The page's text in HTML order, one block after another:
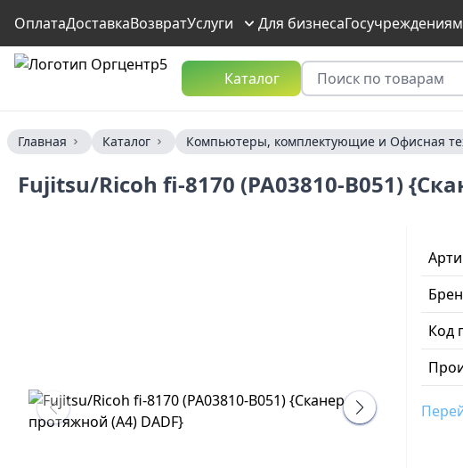
ОплатаДоставкаВозвратУслуги Для бизнесаГосучреждениям
Каталог
Главная Каталог Компьютеры, комплектующие и Офисная
Fujitsu/Ricoh fi-8170 (PA03810-B051)
Код